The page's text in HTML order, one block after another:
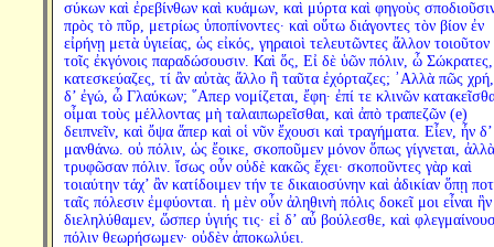
σύκων καὶ ἐρεβίνθων καὶ κυάμων, καὶ μύρτα καὶ φηγοὺς
πρὸς τὸ πῦρ, μετρίως ὑποπίνοντες· καὶ οὕτω διάγοντες τὸν βίον ἐν
εἰρήνῃ μετὰ ὑγιείας, ὡς εἰκός, γηραιοὶ τελευτῶντες ἄλλον τοιοῦτον
τοῖς ἐκγόνοις παραδώσουσιν. Καὶ ὅς, Εἰ δὲ ὑῶν πόλιν, ὦ
κατεσκεύαζες, τί ἂν αὐτὰς ἄλλο ἢ ταῦτα ἐχόρταζες; ᾿Αλλὰ πῶς
δ’ ἐγώ, ὦ Γλαύκων; ῞Απερ νομίζεται, ἔφη· ἐπί τε κλινῶν
οἶμαι τοὺς μέλλοντας μὴ ταλαιπωρεῖσθαι, καὶ ἀπὸ τραπεζῶν (e)
δειπνεῖν, καὶ ὄψα ἅπερ καὶ οἱ νῦν ἔχουσι καὶ τραγήματα. Εἶεν, ἦν δ’
μανθάνω. οὐ πόλιν, ὡς ἔοικε, σκοποῦμεν μόνον ὅπως γίγνεται,
τρυφῶσαν πόλιν. ἴσως οὖν οὐδὲ κακῶς ἔχει· σκοποῦντες γὰρ καὶ
τοιαύτην τάχ’ ἂν κατίδοιμεν τήν τε δικαιοσύνην καὶ ἀδικίαν ὅπῃ
ταῖς πόλεσιν ἐμφύονται. ἡ μὲν οὖν ἀληθινὴ πόλις δοκεῖ μοι εἶναι ἣν
διεληλύθαμεν, ὥσπερ ὑγιής τις· εἰ δ’ αὖ βούλεσθε, καὶ
πόλιν θεωρήσωμεν· οὐδὲν ἀποκωλύει.